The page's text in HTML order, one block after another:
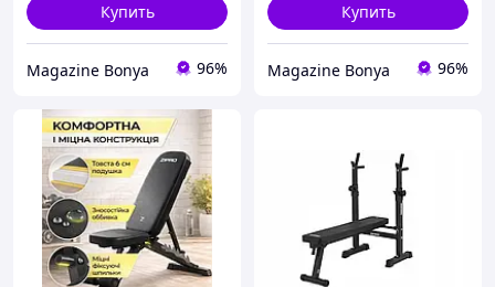
Купить
Magazine Bonya 96%
Купить
Magazine Bonya 96%